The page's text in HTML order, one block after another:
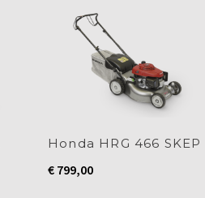
Honda HRG 466 SKEP
€ 799,00